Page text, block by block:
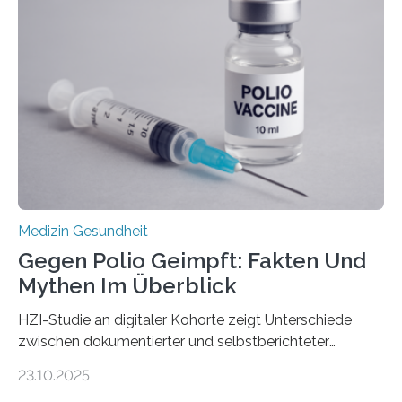
nur Tumorschwachstellen angreifen und normales
Gewebe verschonen. Forschende um Daniel Merk vom
Hertie-Institut für klinische Hirnforschung am
Universitätsklinikum Tübingen haben eine solche
Schwachstelle im Erbgut einer Untergruppe des
Medulloblastoms gefunden. Die Wilhelm Sander-
Stiftung unterstützte das Projekt…
Medizin Gesundheit
Gegen Polio Geimpft: Fakten Und
Mythen Im Überblick
HZI-Studie an digitaler Kohorte zeigt Unterschiede
zwischen dokumentierter und selbstberichteter
Kinderlähmung, ist eine ansteckende Krankheit, die
23.10.2025